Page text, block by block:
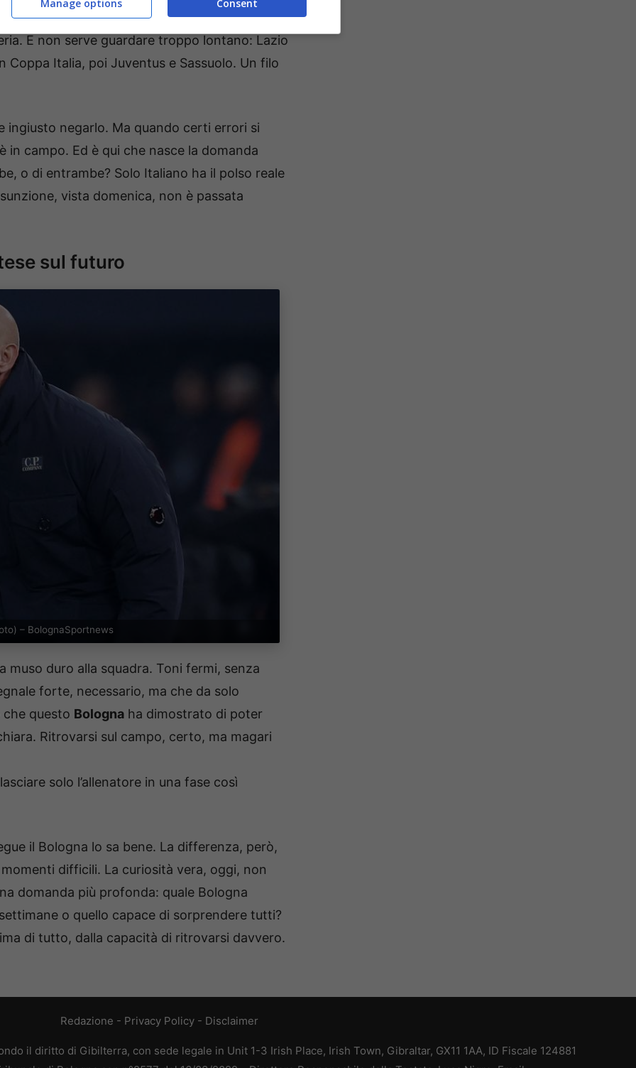
liquidato come sfortuna. È mancanza di
E non serve guardare troppo lontano: Lazio
Coppa Italia, poi Juventus e Sassuolo. Un filo
ingiusto negarlo. Ma quando certi errori si
in campo. Ed è qui che nasce la domanda
o di entrambe? Solo Italiano ha il polso reale
vista domenica, non è passata
sul futuro
– BolognaSportnews
duro alla squadra. Toni fermi, senza
forte, necessario, ma che da solo
questo Bologna ha dimostrato di poter
Ritrovarsi sul campo, certo, ma magari
solo l’allenatore in una fase così
il Bologna lo sa bene. La differenza, però,
difficili. La curiosità vera, oggi, non
domanda più profonda: quale Bologna
o quello capace di sorprendere tutti?
di tutto, dalla capacità di ritrovarsi davvero.
Redazione - Privacy Policy- Disclaimer
il diritto di Gibilterra, con sede legale in Unit 1-3 Irish Place, Irish Town, Gibraltar, GX11 1AA, ID Fiscale 124881
Consent
Manage options